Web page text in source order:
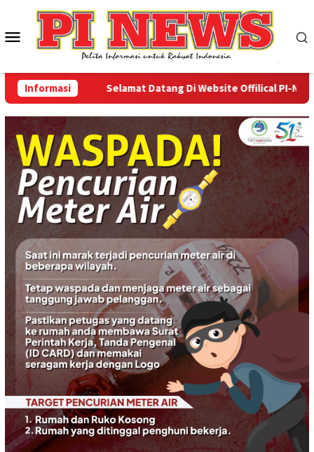
konten
Menu
Mobile
Informasi Selamat Datang Di Website Offilical PI-News